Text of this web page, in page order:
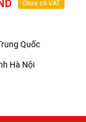
Chưa có VAT
Quốc
Hà Nội